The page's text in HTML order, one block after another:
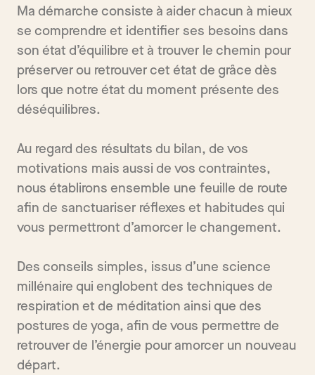
Ma démarche consiste à aider chacun à mieux
se comprendre et identifier ses besoins dans
son état d’équilibre et à trouver le chemin pour
préserver ou retrouver cet état de grâce dès
lors que notre état du moment présente des
déséquilibres.
Au regard des résultats du bilan, de vos
motivations mais aussi de vos contraintes,
nous établirons ensemble une feuille de route
afin de sanctuariser réflexes et habitudes qui
vous permettront d’amorcer le changement.
Des conseils simples, issus d’une science
millénaire qui englobent des techniques de
respiration et de méditation ainsi que des
postures de yoga, afin de vous permettre de
retrouver de l’énergie pour amorcer un nouveau
départ.